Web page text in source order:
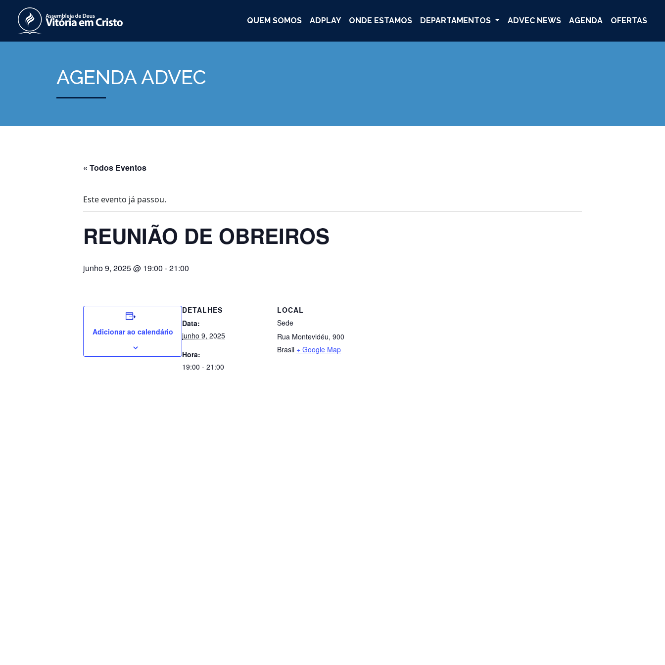
QUEM SOMOS ADPLAY ONDE ESTAMOS DEPARTAMENTOS ADVEC NEWS AGENDA OFERTAS
AGENDA ADVEC
« Todos Eventos
Este evento já passou.
REUNIÃO DE OBREIROS
junho 9, 2025 @ 19:00 -21:00
Adicionar ao calendário
DETALHES
Data:
junho 9, 2025
Hora:
19:00 - 21:00
LOCAL
Sede
Rua Montevidéu, 900
Brasil + Google Map